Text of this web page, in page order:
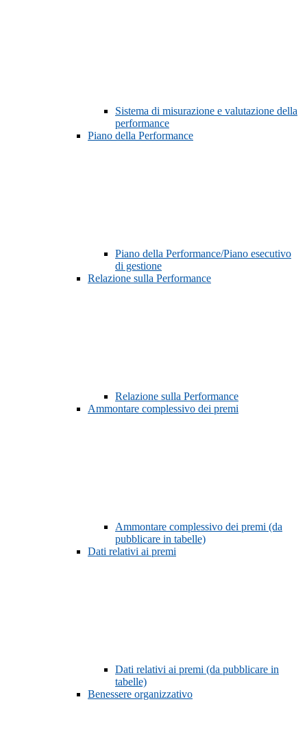
Sistema di misurazione e valutazione della
performance
Piano della Performance
Piano della Performance/Piano esecutivo
di gestione
Relazione sulla Performance
Relazione sulla Performance
Ammontare complessivo dei premi
Ammontare complessivo dei premi (da
pubblicare in tabelle)
Dati relativi ai premi
Dati relativi ai premi (da pubblicare in
tabelle)
Benessere organizzativo